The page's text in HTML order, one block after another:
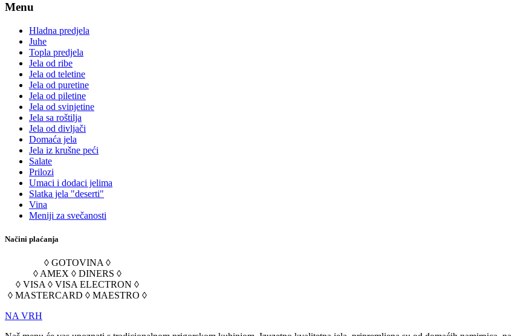
Menu
Hladna predjela
Juhe
Topla predjela
Jela od ribe
Jela od teletine
Jela od puretine
Jela od piletine
Jela od svinjetine
Jela sa roštilja
Jela od divljači
Domaća jela
Jela iz krušne peći
Salate
Prilozi
Umaci i dodaci jelima
Slatka jela "deserti"
Vina
Meniji za svečanosti
Načini plaćanja
◊ GOTOVINA ◊
◊ AMEX ◊ DINERS ◊
◊ VISA ◊ VISA ELECTRON ◊
◊ MASTERCARD ◊ MAESTRO ◊
NA VRH